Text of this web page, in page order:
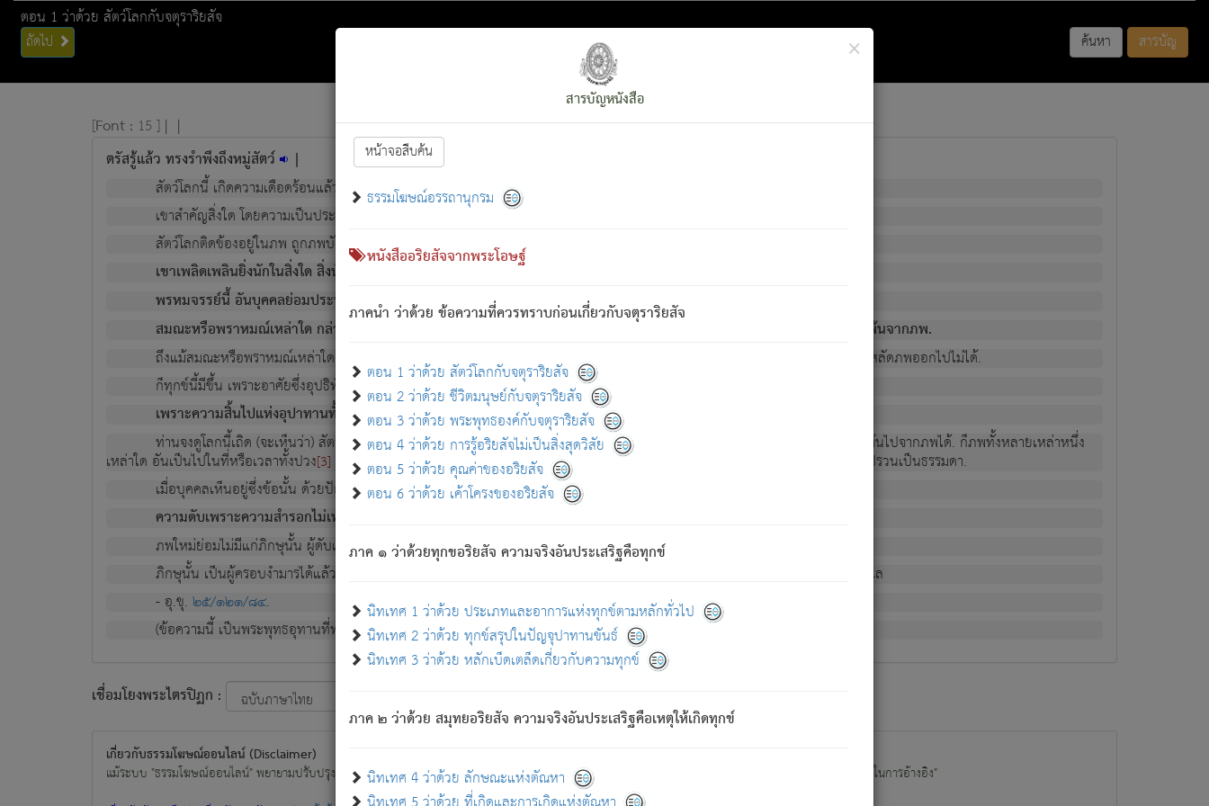
ตอน 1 ว่าด้วย สัตว์โลกกับจตุราริยสัจ
ถัดไป ค้นหา สารบัญ
×
สารบัญหนังสือ
หน้าจอสืบค้น
ธรรมโฆษณ์อรรถานุกรม
หนังสืออริยสัจจากพระโอษฐ์
ภาคนำ ว่าด้วย ข้อความที่ควรทราบก่อนเกี่ยวกับจตุราริยสัจ
ตอน 1 ว่าด้วย สัตว์โลกกับจตุราริยสัจ
ตอน 2 ว่าด้วย ชีวิตมนุษย์กับจตุราริยสัจ
ตอน 3 ว่าด้วย พระพุทธองค์กับจตุราริยสัจ
ตอน 4 ว่าด้วย การรู้อริยสัจไม่เป็นสิ่งสุดวิสัย
ตอน 5 ว่าด้วย คุณค่าของอริยสัจ
ตอน 6 ว่าด้วย เค้าโครงของอริยสัจ
ภาค ๑ ว่าด้วยทุกขอริยสัจ ความจริงอันประเสริฐคือทุกข์
นิทเทศ 1 ว่าด้วย ประเภทและอาการแห่งทุกข์ตามหลักทั่วไป
นิทเทศ 2 ว่าด้วย ทุกข์สรุปในปัญจุปาทานขันธ์
นิทเทศ 3 ว่าด้วย หลักเบ็ดเตล็ดเกี่ยวกับความทุกข์
ภาค ๒ ว่าด้วย สมุทยอริยสัจ ความจริงอันประเสริฐคือเหตุให้เกิดทุกข์
นิทเทศ 4 ว่าด้วย ลักษณะแห่งตัณหา
[Font : 15 ] | |
ตรัสรู้แล้ว ทรงรำพึงถึงหมู่สัตว์ |
สัตว์โลกนี้ เกิดความเดือดร้อนแล้ว มีผัสสะบังหน้า[1]ย่อมกล่าวซึ่งโรค (ความเสียดแทง) นั้นโดยความเป็นตัวเป็นตน
เขาสำคัญสิ่งใด โดยความเป็นประการใด แต่สิ่งนั้นย่อมเป็น (ตามที่เป็นจริง) โดยประการอื่นจากที่เขาสำคัญนั้น
สัตว์โลกติดข้องอยู่ในภพ ถูกภพบังหน้าแล้ว มีภพโดยความเป็นอย่างอื่น (จากที่มันเป็นอยู่จริง) จึงได้เพลิดเพลินยิ่งนักในภพนั้น
เขาเพลิดเพลินยิ่งนักในสิ่งใด สิ่งนั้นเป็นภัย (ที่เขาไม่รู้จัก) : เขากลัวต่อสิ่งใดสิ่งนั้นเป็นทุกข์
พรหมจรรย์นี้ อันบุคคลย่อมประพฤติ ก็เพื่อการละขาดซึ่งภพ.
สมณะหรือพราหมณ์เหล่าใด กล่าวความหลุดพ้นจากภพว่ามีได้เพราะภพ เรากล่าวว่า สมณะหรือพราหมณ์ทั้งปวงนั้น มิใช่ผู้หลดพ้นจากภพ.
ถึงแม้สมณะหรือพราหมณ์เหล่าใด กล่าวความออกไปได้จากภพ ว่ามีได้เพราะวิภพ[2]
: เรากล่าวว่า สมณะหรือพราหมณ์ทั้งปวงนั้น ก็ยังสลัดภพออกไปไม่ได้.
ก็ทุกข์นี้มีขึ้น เพราะอาศัยซึ่งอุปธิทั้งปวง.
เพราะความสิ้นไปแห่งอุปาทานทั้งปวง ความเกิดขึ้นแห่งทุกข์จึงไม่มี.
ท่านจงดูโลกนี้เถิด (จะเห็นว่า) สัตว์ทั้งหลายอันอวิชาหนาแน่นบังหนาแล้ว; และว่า สัตว์ผู้ยินดีในภพอันเป็นแล้วนั้น ย่อมไม่เป็นผู้หลุดพ้นไปจากภพได้. ก็ภพทั้งหลายเหล่าหนึ่ง
เหล่าใด อันเป็นไปในที่หรือเวลาทั้งปวง[3] เพื่อความมีแห่งประโยชน์โดยประการทั้งปวง; ภพทั้งหลายทั้งหมดนั้น ไม่เที่ยง เป็นทุกข์ มีความแปรปรวนเป็นธรรมดา.
เมื่อบุคคลเห็นอยู่ซึ่งข้อนั้น ด้วยปัญญาอันชอบตามที่เป็นจริงอย่างนี้อยู่; เขาย่อมละภวตัณหาได้ และไม่เพลิดเพลินวิภวตัณหาด้วย.
ความดับเพราะความสำรอกไม่เหลือ (แห่งภพทั้งหลาย) เพราะความสิ้นไปแห่งตัณหาโดยประการทั้งปวง นั้นคือนิพพาน.
ภพใหม่ย่อมไม่มีแก่ภิกษุนั้น ผู้ดับเย็นสนิทแล้ว เพราะไม่มีความยึดมั่น
ภิกษุนั้น เป็นผู้ครอบงำมารได้แล้ว ชนะสงครามแล้ว ก้าวล่วงภพทั้งหลายทั้งปวงได้แล้ว เป็นผู้คงที่ (คือไม่เปลี่ยนแปลงอีกต่อไป). ดังนี้แล
- อุ.ขุ.๒๕/๑๒๑/๘๔.
(ข้อความนี้ เป็นพระพุทธอุทานที่ทรงเปล่งออก ที่โคนต้นโพธิ์เป็นที่ตรัสรู้ เมื่อตรัสรู้แล้วได้ 7 วัน)
เชื่อมโยงพระไตรปิฏก :
เกี่ยวกับธรรมโฆษณ์ออนไลน์ (Disclaimer)
แม้ระบบ "ธรรมโฆษณ์ออนไลน์" พยายามปรับปรุงข้อมูลให้ถูกต้องมากที่สุด ผู้ศึกษาก็พึงตรวจสอบกับตัวเล่มหนังสือต้นฉบับ ที่มีการพิมพ์ครั้งล่าสุด ก่อนนำข้อมูลไปใช้ในการอ้างอิง"